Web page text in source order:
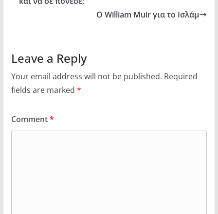
Ο William Muir για το Ισλάμ
Leave a Reply
Your email address will not be published. Required
fields are marked *
Comment*